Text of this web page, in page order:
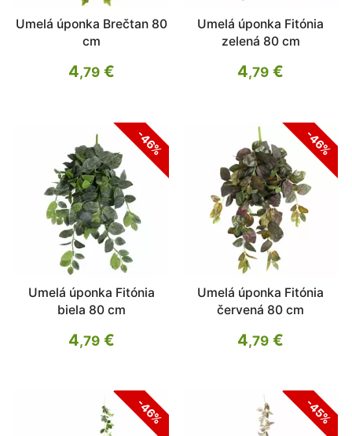
Umelá úponka Brečtan 80
cm
4,79€
Umelá úponka Fitónia
zelená 80 cm
4,79 €
-46%
Umelá úponka Fitónia
biela 80 cm
4,79€
-46%
Umelá úponka Fitónia
červená 80 cm
4,79 €
-46% -45%